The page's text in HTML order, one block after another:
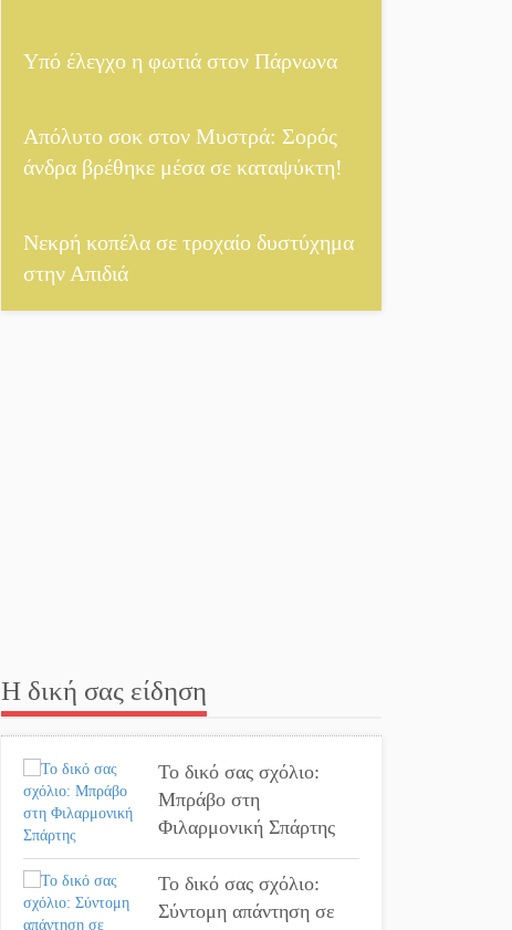
Το τελεφερίκ της
διαλόγου
ραντεβού στην Αγόριανη
Η Σοχά ετοιμάζεται για
Διακοπή ρεύματος στην
Πελλάνα
Λακε-Δαιμονικά: Το
κυπαρίσσι του Μυστρά
που φύτρωσε από μια
ξεχασμένη προφητεία
Υπό έλεγχο η φωτιά στον Πάρνωνα
Απόλυτο σοκ στον Μυστρά: Σορός
άνδρα βρέθηκε μέσα σε καταψύκτη!
Νεκρή κοπέλα σε τροχαίο δυστύχημα
στην Απιδιά
Η δική σας είδηση
Το δικό σας σχόλιο:
Μπράβο στη
Φιλαρμονική Σπάρτης
Το δικό σας σχόλιο:
Σύντομη απάντηση σε